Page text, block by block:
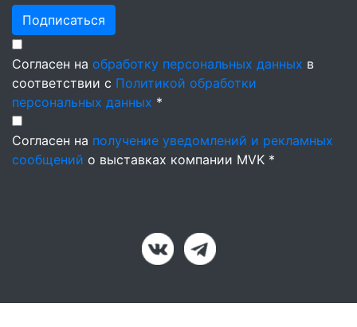
Подписаться
Согласен на обработку персональных данных в
соответствии с Политикой обработки
персональных данных *
Согласен на получение уведомлений и рекламных
сообщений о выставках компании MVK *